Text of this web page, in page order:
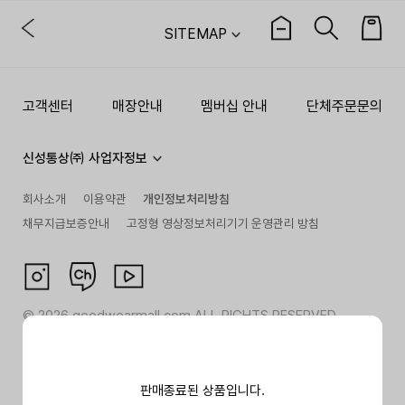
판매종료된 상품입니다.
SITEMAP
고객센터 매장안내 멤버십 안내 단체주문문의
신성통상㈜ 사업자정보
회사소개 이용약관
개인정보처리방침
채무지급보증안내
고정형 영상정보처리기기 운영관리 방침
©2026goodwearmall.com ALL RIGHTS RESERVED